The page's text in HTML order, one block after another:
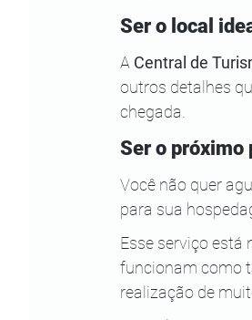
Ser o local
A Central de
outros detalhes
chegada.
Ser o próximo
Você não quer
para sua
Esse serviço
funcionam como
realização de